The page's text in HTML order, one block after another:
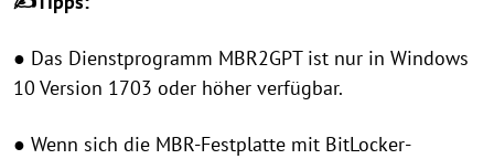
● Das Dienstprogramm MBR2GPT ist nur in Windows
10 Version 1703 oder höher verfügbar.
● Wenn sich die MBR-Festplatte mit BitLocker-